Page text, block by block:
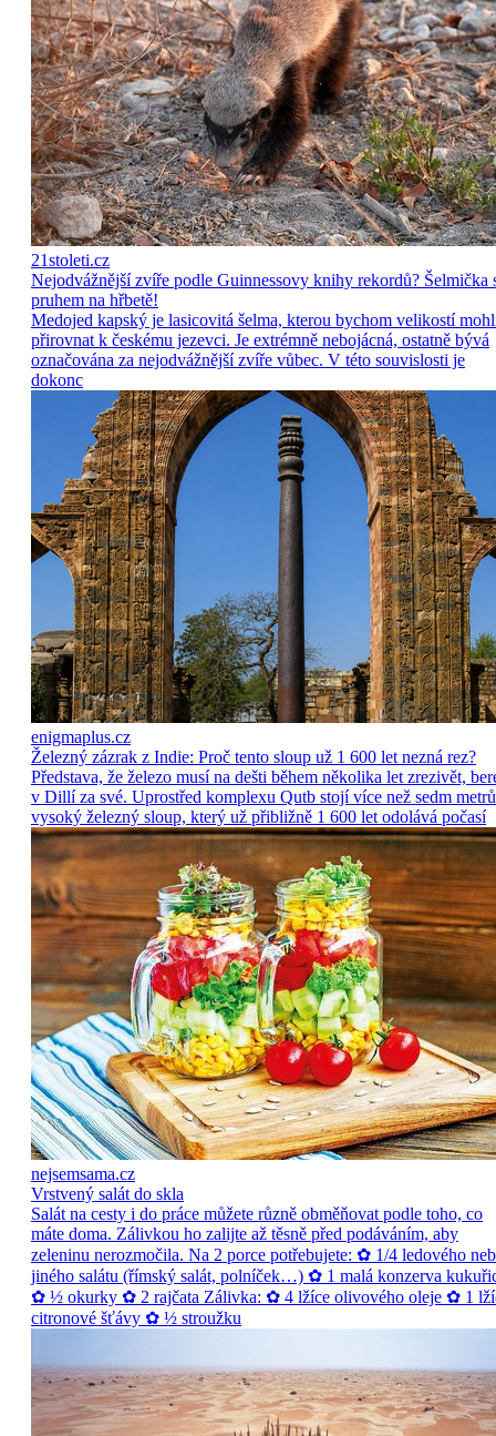
21stoleti.cz
Nejodvážnější zvíře podle Guinnessovy knihy rekordů? Šelmička
pruhem na hřbetě!
Medojed kapský je lasicovitá šelma, kterou bychom velikostí
přirovnat k českému jezevci. Je extrémně nebojácná, ostatně bývá
označována za nejodvážnější zvíře vůbec. V této souvislosti je
dokonc
enigmaplus.cz
Železný zázrak z Indie: Proč tento sloup už 1 600 let nezná rez?
Představa, že železo musí na dešti během několika let zrezivět,
v Dillí za své. Uprostřed komplexu Qutb stojí více než sedm metrů
vysoký železný sloup, který už přibližně 1 600 let odolává počasí
nejsemsama.cz
Vrstvený salát do skla
Salát na cesty i do práce můžete různě obměňovat podle toho, co
máte doma. Zálivkou ho zalijte až těsně před podáváním, aby
zeleninu nerozmočila. Na 2 porce potřebujete: ✿ 1/4 ledového
jiného salátu (římský salát, polníček…) ✿ 1 malá konzerva
✿ ½ okurky ✿ 2 rajčata Zálivka: ✿ 4 lžíce olivového oleje ✿ 1
citronové šťávy ✿ ½ stroužku